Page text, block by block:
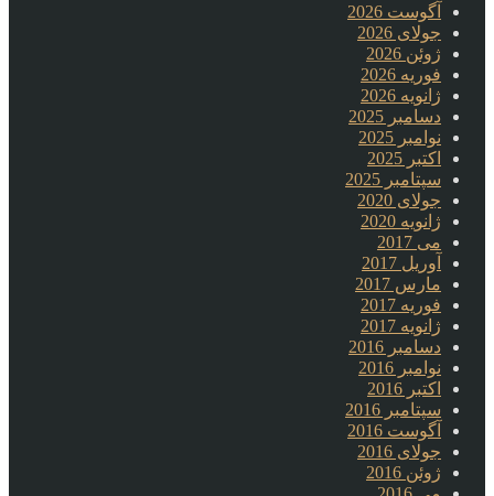
آگوست 2026
جولای 2026
ژوئن 2026
فوریه 2026
ژانویه 2026
دسامبر 2025
نوامبر 2025
اکتبر 2025
سپتامبر 2025
جولای 2020
ژانویه 2020
می 2017
آوریل 2017
مارس 2017
فوریه 2017
ژانویه 2017
دسامبر 2016
نوامبر 2016
اکتبر 2016
سپتامبر 2016
آگوست 2016
جولای 2016
ژوئن 2016